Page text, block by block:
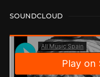
SOUNDCLOUD